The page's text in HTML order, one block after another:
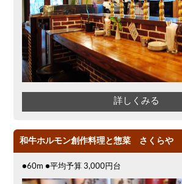
詳しくみる
和牛ホルモン創作料理と惣菜 さくらや
●60m ●平均予算 3,000円台